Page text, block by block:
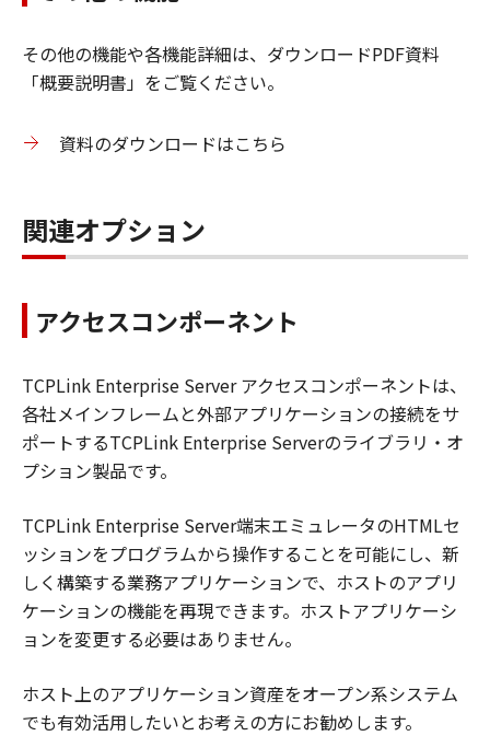
その他の機能や各機能詳細は、ダウンロードPDF資料
「概要説明書」をご覧ください。
資料のダウンロードはこちら
関連オプション
アクセスコンポーネント
TCPLink Enterprise Server アクセスコンポーネントは、
各社メインフレームと外部アプリケーションの接続をサ
ポートするTCPLink Enterprise Serverのライブラリ・オ
プション製品です。
TCPLink Enterprise Server端末エミュレータのHTMLセ
ッションをプログラムから操作することを可能にし、新
しく構築する業務アプリケーションで、ホストのアプリ
ケーションの機能を再現できます。ホストアプリケーシ
ョンを変更する必要はありません。
ホスト上のアプリケーション資産をオープン系システム
でも有効活用したいとお考えの方にお勧めします。